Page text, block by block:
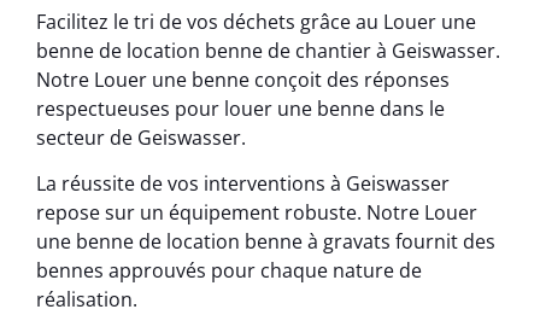
Facilitez le tri de vos déchets grâce au Louer une
benne de location benne de chantier à Geiswasser.
Notre Louer une benne conçoit des réponses
respectueuses pour louer une benne dans le
secteur de Geiswasser.
La réussite de vos interventions à Geiswasser
repose sur un équipement robuste. Notre Louer
une benne de location benne à gravats fournit des
bennes approuvés pour chaque nature de
réalisation.